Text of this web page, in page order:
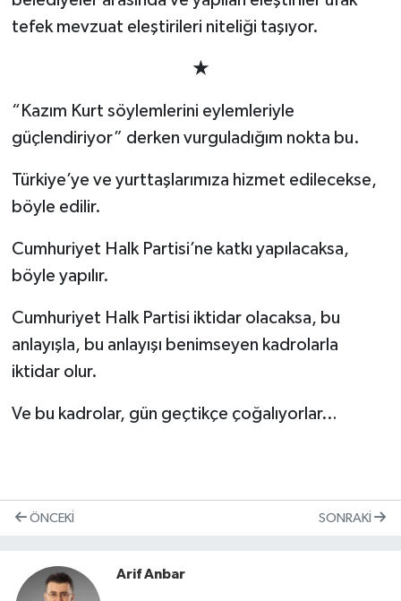
tefek mevzuat eleştirileri niteliği taşıyor.
★
“Kazım Kurt söylemlerini eylemleriyle
güçlendiriyor” derken vurguladığım nokta bu.
Türkiye’ye ve yurttaşlarımıza hizmet edilecekse,
böyle edilir.
Cumhuriyet Halk Partisi’ne katkı yapılacaksa,
böyle yapılır.
Cumhuriyet Halk Partisi iktidar olacaksa, bu
anlayışla, bu anlayışı benimseyen kadrolarla
iktidar olur.
Ve bu kadrolar, gün geçtikçe çoğalıyorlar…
ÖNCEKI SONRAKI
Arif Anbar